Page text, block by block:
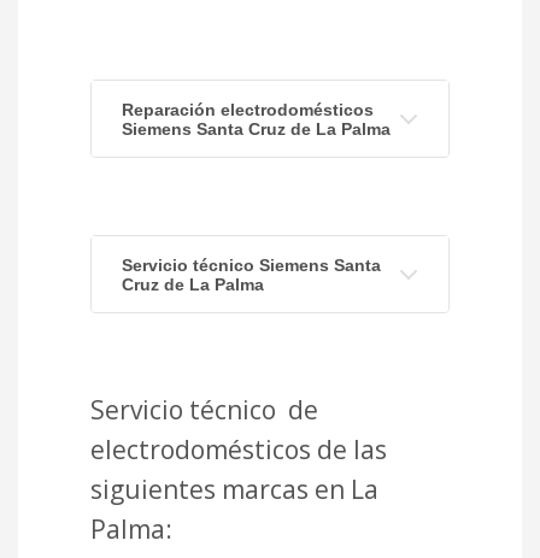
Reparación electrodomésticos
Siemens Santa Cruz de La Palma
Servicio técnico Siemens Santa
Cruz de La Palma
Servicio técnico de
electrodomésticos de las
siguientes marcas en La
Palma: